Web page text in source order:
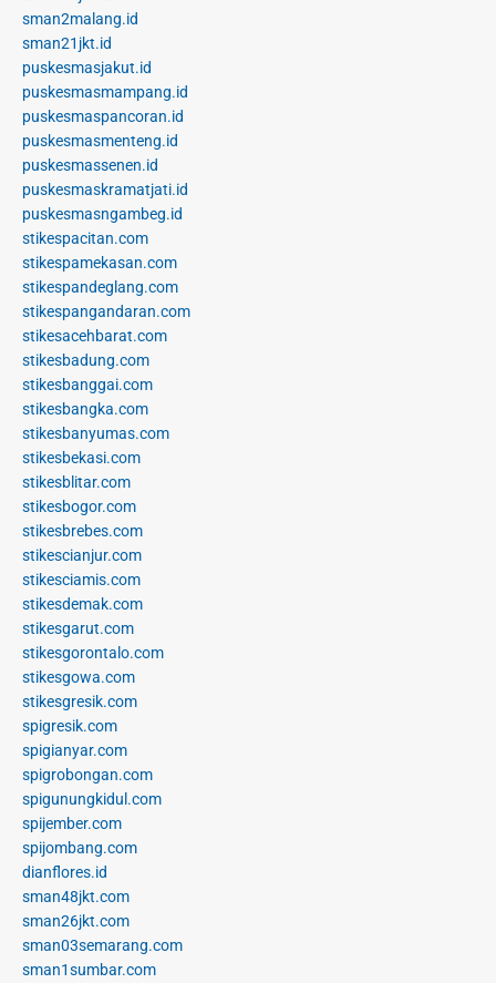
sman2malang.id
sman21jkt.id
puskesmasjakut.id
puskesmasmampang.id
puskesmaspancoran.id
puskesmasmenteng.id
puskesmassenen.id
puskesmaskramatjati.id
puskesmasngambeg.id
stikespacitan.com
stikespamekasan.com
stikespandeglang.com
stikespangandaran.com
stikesacehbarat.com
stikesbadung.com
stikesbanggai.com
stikesbangka.com
stikesbanyumas.com
stikesbekasi.com
stikesblitar.com
stikesbogor.com
stikesbrebes.com
stikescianjur.com
stikesciamis.com
stikesdemak.com
stikesgarut.com
stikesgorontalo.com
stikesgowa.com
stikesgresik.com
spigresik.com
spigianyar.com
spigrobongan.com
spigunungkidul.com
spijember.com
spijombang.com
dianflores.id
sman48jkt.com
sman26jkt.com
sman03semarang.com
sman1sumbar.com